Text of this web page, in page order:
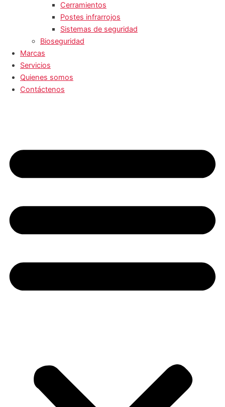
Cerramientos
Postes infrarrojos
Sistemas de seguridad
Bioseguridad
Marcas
Servicios
Quienes somos
Contáctenos